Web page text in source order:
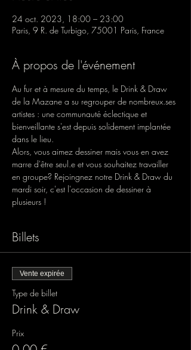
24 oct. 2023, 18:00 – 23:00
Paris, 9 R. de Turbigo, 75001 Paris, France
À propos de l'événement
Au fur et à mesure du temps, le Drink & Draw
de la Mazane a su regrouper de nombreux.ses
artistes : une communauté éclectique et
bienveillante s'est depuis solidement implantée
dans le lieu.
Alors, vous aimez dessiner mais vous en avez
marre d'être seul.e et vous souhaitez travailler
en groupe? Rejoingnez notre Drink & Draw du
mardi soir, c'est l'occasion de dessiner à
plusieurs !
Billets
Vente expirée
Type de billet
Drink & Draw
Prix